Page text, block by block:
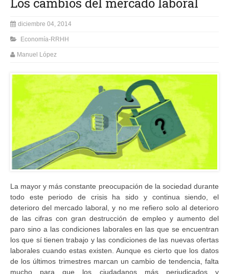
diciembre 04, 2014
Economía-RRHH
Manuel López
La mayor y más constante preocupación de la sociedad durante
todo este periodo de crisis ha sido y continua siendo, el
deterioro del mercado laboral, y no me refiero solo al deterioro
de las cifras con gran destrucción de empleo y aumento del
paro sino a las condiciones laborales en las que se encuentran
los que sí tienen trabajo y las condiciones de las nuevas ofertas
laborales cuando estas existen. Aunque es cierto que los datos
de los últimos trimestres marcan un cambio de tendencia, falta
mucho para que los ciudadanos más perjudicados y